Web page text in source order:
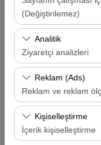
(Değiştirilemez)
Bu çerezler sitenin
oturum yönetimi ve
dışı bırakılamaz.
Analitik
Ziyaretçi analizleri
Bu çerezler, sitemizin
en çok ziyaret edilen
analiz etmemizi
performansını
iyileştirmek için
Reklam (Ads)
Reklam ve reklam
Bu çerezler, size ilgi
reklamlar
etkinliğini (gösterim
Kişiselleştirme
İçerik kişiselleştirme
Aracı farklı bir
Alış Tarih & Saat
Bırakış Tarih & Saat